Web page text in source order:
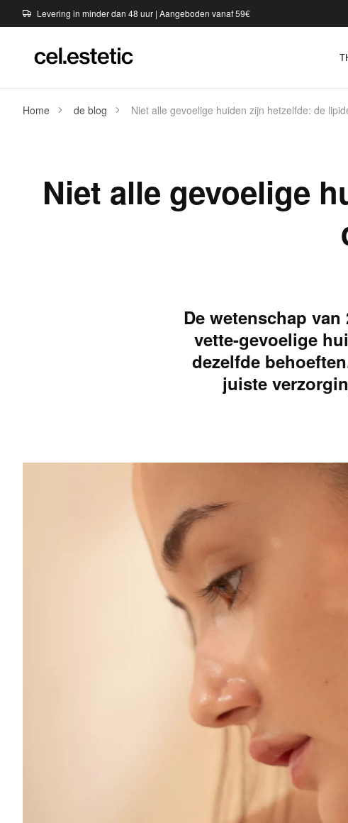
Levering in minder dan 48 uur | Aangeboden vanaf 59€
Home de blog Niet alle gevoelige huiden zijn hetzelfde: de
Niet alle gevoelige
De wetenschap
vette-gevoelige
dezelfde
juiste